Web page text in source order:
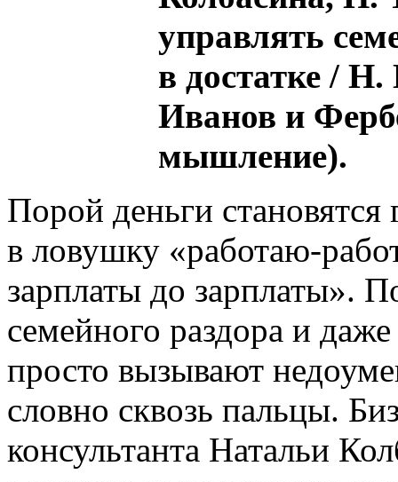
управлять
в достатке /
Иванов и
мышление).
Порой деньги
в ловушку «работаю-
зарплаты до зарплаты».
семейного раздора и
просто вызывают
словно сквозь пальцы.
консультанта Натальи